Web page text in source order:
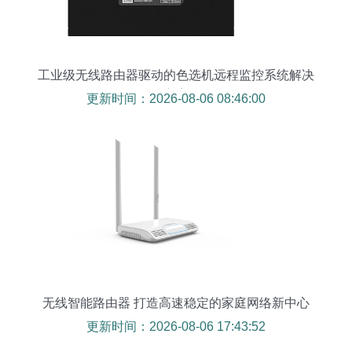
工业级无线路由器驱动的色选机远程监控系统解决
方案
更新时间：2026-08-06 08:46:00
无线智能路由器 打造高速稳定的家庭网络新中心
更新时间：2026-08-06 17:43:52